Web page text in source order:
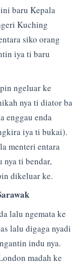
baru Kepala
Kuching
siko orang
iya ti baru
ngeluar ke
nya ti diator ba
enggau enda
iya ti bukai).
menteri entara
nya ti bendar,
dikeluar ke.
lalu ngemata ke
lalu digaga nyadi
indu nya.
madah ke